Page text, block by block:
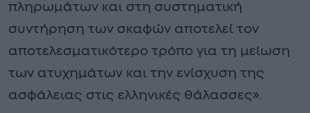
πληρωμάτων και στη συστηματική
συντήρηση των σκαφών αποτελεί τον
αποτελεσματικότερο τρόπο για τη μείωση
των ατυχημάτων και την ενίσχυση της
ασφάλειας στις ελληνικές θάλασσες».